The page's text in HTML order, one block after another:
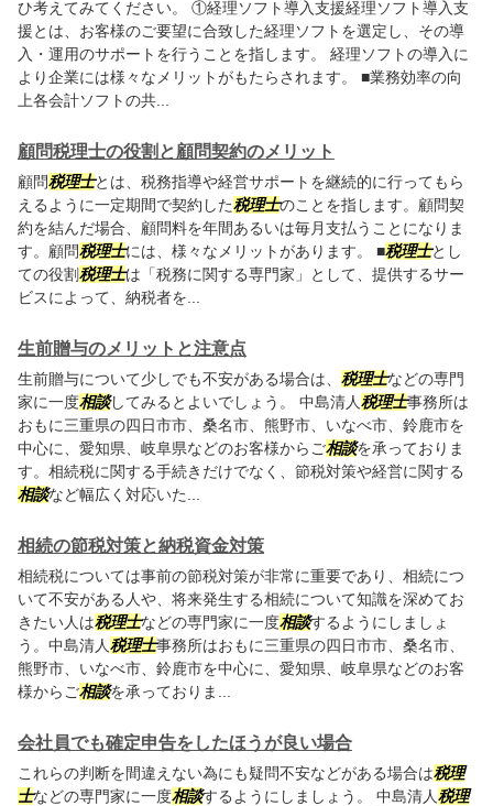
ひ考えてみてください。 ①経理ソフト導入支援経理ソフト導入支
援とは、お客様のご要望に合致した経理ソフトを選定し、その導
入・運用のサポートを行うことを指します。 経理ソフトの導入に
より企業には様々なメリットがもたらされます。 ■業務効率の向
上各会計ソフトの共...
顧問税理士の役割と顧問契約のメリット
顧問税理士とは、税務指導や経営サポートを継続的に行ってもら
えるように一定期間で契約した税理士のことを指します。顧問契
約を結んだ場合、顧問料を年間あるいは毎月支払うことになりま
す。顧問税理士には、様々なメリットがあります。 ■税理士とし
ての役割税理士は「税務に関する専門家」として、提供するサー
ビスによって、納税者を...
生前贈与のメリットと注意点
生前贈与について少しでも不安がある場合は、 税理士などの専門
家に一度相談してみるとよいでしょう。 中島清人税理士事務所は
おもに三重県の四日市市、桑名市、熊野市、いなべ市、鈴鹿市を
中心に、愛知県、岐阜県などのお客様からご相談を承っておりま
す。相続税に関する手続きだけでなく、節税対策や経営に関する
相談など幅広く対応いた...
相続の節税対策と納税資金対策
相続税については事前の節税対策が非常に重要であり、相続につ
いて不安がある人や、将来発生する相続について知識を深めてお
きたい人は税理士などの専門家に一度相談するようにしましょ
う。中島清人税理士事務所はおもに三重県の四日市市、桑名市、
熊野市、いなべ市、鈴鹿市を中心に、愛知県、岐阜県などのお客
様からご相談を承っておりま...
会社員でも確定申告をしたほうが良い場合
これらの判断を間違えない為にも疑問不安などがある場合は税理
士などの専門家に一度相談するようにしましょう。 中島清人税理